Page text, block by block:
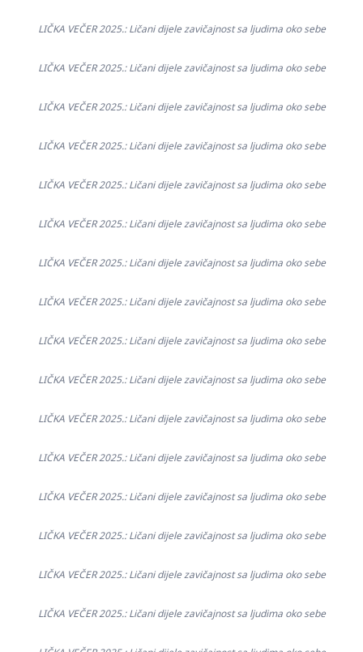
LIČKA VEČER 2025.: Ličani dijele zavičajnost sa ljudima oko sebe
LIČKA VEČER 2025.: Ličani dijele zavičajnost sa ljudima oko sebe
LIČKA VEČER 2025.: Ličani dijele zavičajnost sa ljudima oko sebe
LIČKA VEČER 2025.: Ličani dijele zavičajnost sa ljudima oko sebe
LIČKA VEČER 2025.: Ličani dijele zavičajnost sa ljudima oko sebe
LIČKA VEČER 2025.: Ličani dijele zavičajnost sa ljudima oko sebe
LIČKA VEČER 2025.: Ličani dijele zavičajnost sa ljudima oko sebe
LIČKA VEČER 2025.: Ličani dijele zavičajnost sa ljudima oko sebe
LIČKA VEČER 2025.: Ličani dijele zavičajnost sa ljudima oko sebe
LIČKA VEČER 2025.: Ličani dijele zavičajnost sa ljudima oko sebe
LIČKA VEČER 2025.: Ličani dijele zavičajnost sa ljudima oko sebe
LIČKA VEČER 2025.: Ličani dijele zavičajnost sa ljudima oko sebe
LIČKA VEČER 2025.: Ličani dijele zavičajnost sa ljudima oko sebe
LIČKA VEČER 2025.: Ličani dijele zavičajnost sa ljudima oko sebe
LIČKA VEČER 2025.: Ličani dijele zavičajnost sa ljudima oko sebe
LIČKA VEČER 2025.: Ličani dijele zavičajnost sa ljudima oko sebe